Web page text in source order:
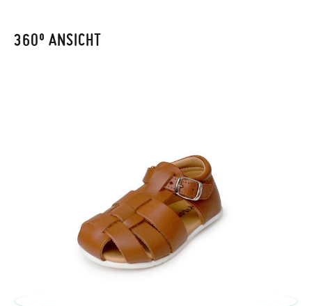
automatisch an Ihr Postfach gesendet.
360º ANSICHT